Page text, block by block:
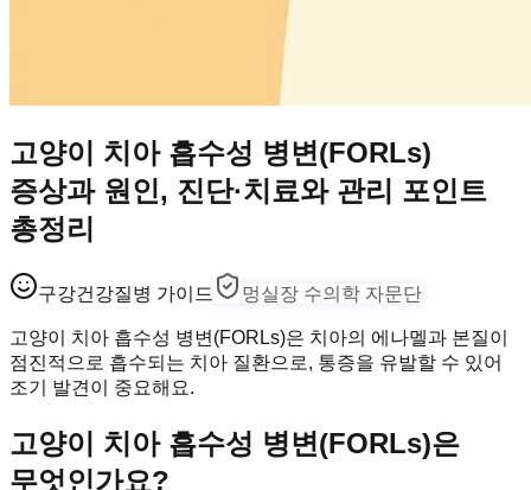
고양이 치아 흡수성 병변(FORLs)
증상과 원인, 진단·치료와 관리 포인트
총정리
구강건강질병 가이드 멍실장 수의학 자문단
고양이 치아 흡수성 병변(FORLs)은 치아의 에나멜과 본질이
점진적으로 흡수되는 치아 질환으로, 통증을 유발할 수 있어
조기 발견이 중요해요.
고양이 치아 흡수성 병변(FORLs)은
무엇인가요?